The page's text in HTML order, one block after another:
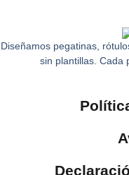
Diseñamos pegatinas,
sin plantillas. Cada